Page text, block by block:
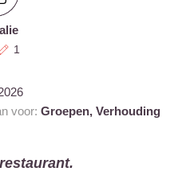
1
voor: Groepen, Verhouding